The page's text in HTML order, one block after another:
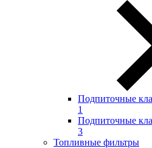
Подпиточные
1
Подпиточные
3
Топливные фильтры